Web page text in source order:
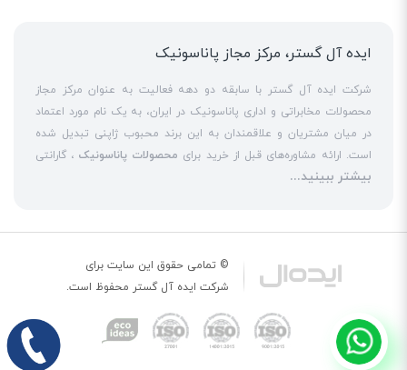
ایده آل گستر، مرکز مجاز پاناسونیک
شرکت ایده آل گستر با سابقه دو دهه فعالیت به عنوان مرکز مجاز
محصولات مخابراتی و اداری پاناسونیک در ایران، به یک نام مورد اعتماد
در میان مشتریان و علاقمندان به این برند محبوب ژاپنی تبدیل شده
است. ارائه مشاوره‌های قبل از خرید برایمحصولات پاناسونیک، گارانتی
18 ماهه معتبر و شرکتی برای کلیه محصولات عرضه شده و تعهد کامل
انواع مراکز
سانترال
است. این مهم با اتکا به تکنسین‌های فنی و مجرب
که در ایننمایندگی سانترال پاناسونیک
حاضر هستند، حاصل می‌شود. به
خدمات مبتنی برتلفناز جمله عرضهتلفن بیسیمو تلفن رومیزی
اورجینال،
تلفن سانترالو تلفن پاناسونیک تحت شبکه و خرید
تلفن ویپ
بیشتر ببینید...
© تمامی حقوق این سایت برای
شرکتایده آل گسترمحفوظ است.